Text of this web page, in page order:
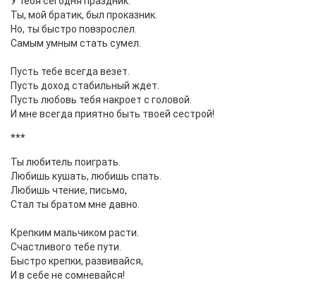
Ты, мой братик, был проказник.
Но, ты быстро повзрослел.
Самым умным стать сумел.
Пусть тебе всегда везет.
Пусть доход стабильный ждет.
Пусть любовь тебя накроет с головой.
И мне всегда приятно быть твоей сестрой!
***
Ты любитель поиграть.
Любишь кушать, любишь спать.
Любишь чтение, письмо,
Стал ты братом мне давно.
Крепким мальчиком расти.
Счастливого тебе пути.
Быстро крепки, развивайся,
И в себе не сомневайся!